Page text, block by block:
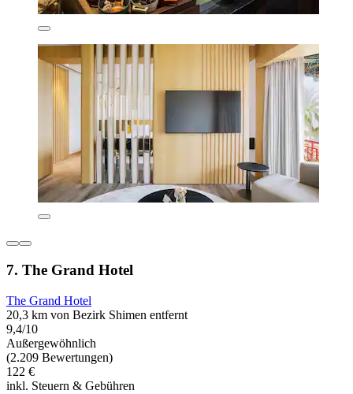
7. The Grand Hotel
The Grand Hotel
20,3 km von Bezirk Shimen entfernt
9,4/10
Außergewöhnlich
(2.209 Bewertungen)
122 €
inkl. Steuern & Gebühren